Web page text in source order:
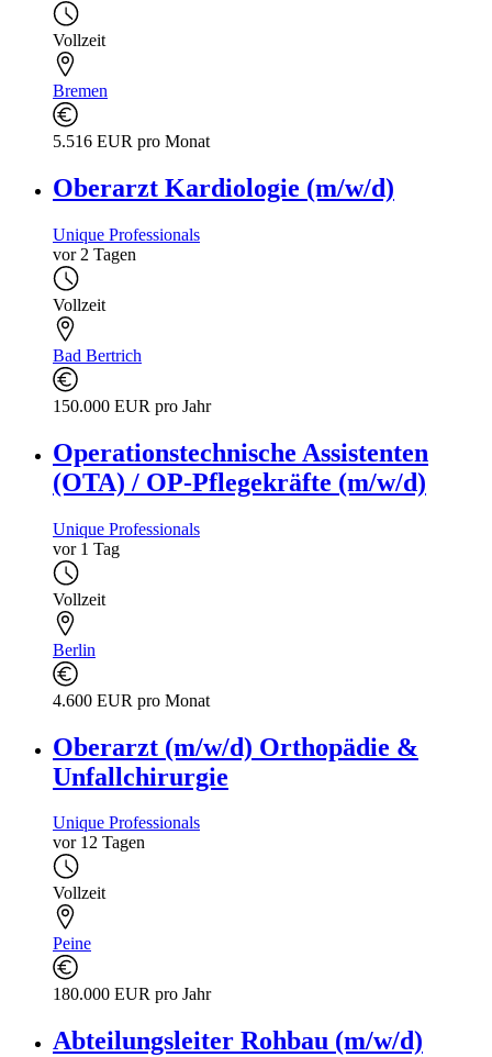
Vollzeit
Bremen
5.516 EUR pro Monat
Oberarzt Kardiologie (m/w/d)
Unique Professionals
vor 2 Tagen
Vollzeit
Bad Bertrich
150.000 EUR pro Jahr
Operationstechnische Assistenten
(OTA) / OP-Pflegekräfte (m/w/d)
Unique Professionals
vor 1 Tag
Vollzeit
Berlin
4.600 EUR pro Monat
Oberarzt (m/w/d) Orthopädie &
Unfallchirurgie
Unique Professionals
vor 12 Tagen
Vollzeit
Peine
180.000 EUR pro Jahr
Abteilungsleiter Rohbau (m/w/d)